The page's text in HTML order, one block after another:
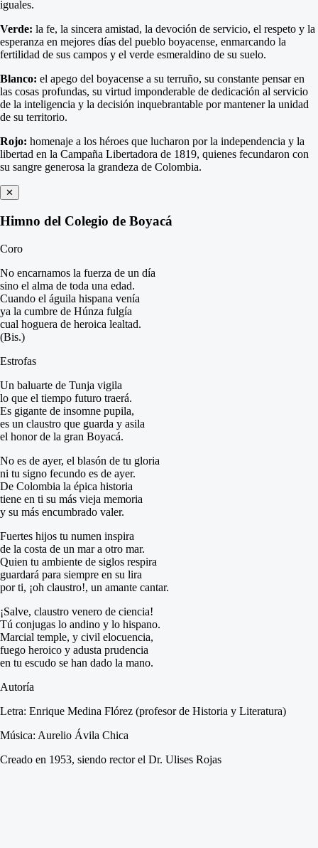
iguales.
Verde: la fe, la sincera amistad, la devoción de servicio, el respeto y la
esperanza en mejores días del pueblo boyacense, enmarcando la
fertilidad de sus campos y el verde esmeraldino de su suelo.
Blanco: el apego del boyacense a su terruño, su constante pensar en
las cosas profundas, su virtud imponderable de dedicación al servicio
de la inteligencia y la decisión inquebrantable por mantener la unidad
de su territorio.
Rojo: homenaje a los héroes que lucharon por la independencia y la
libertad en la Campaña Libertadora de 1819, quienes fecundaron con
su sangre generosa la grandeza de Colombia.
✕
Himno del Colegio de Boyacá
Coro
No encarnamos la fuerza de un día
sino el alma de toda una edad.
Cuando el águila hispana venía
ya la cumbre de Húnza fulgía
cual hoguera de heroica lealtad.
(Bis.)
Estrofas
Un baluarte de Tunja vigila
lo que el tiempo futuro traerá.
Es gigante de insomne pupila,
es un claustro que guarda y asila
el honor de la gran Boyacá.
No es de ayer, el blasón de tu gloria
ni tu signo fecundo es de ayer.
De Colombia la épica historia
tiene en ti su más vieja memoria
y su más encumbrado valer.
Fuertes hijos tu numen inspira
de la costa de un mar a otro mar.
Quien tu ambiente de siglos respira
guardará para siempre en su lira
por ti, ¡oh claustro!, un amante cantar.
¡Salve, claustro venero de ciencia!
Tú conjugas lo andino y lo hispano.
Marcial temple, y civil elocuencia,
fuego heroico y adusta prudencia
en tu escudo se han dado la mano.
Autoría
Letra: Enrique Medina Flórez (profesor de Historia y Literatura)
Música: Aurelio Ávila Chica
Creado en 1953, siendo rector el Dr. Ulises Rojas